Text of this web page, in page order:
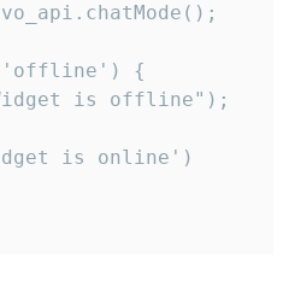
{
is offline");
is online')